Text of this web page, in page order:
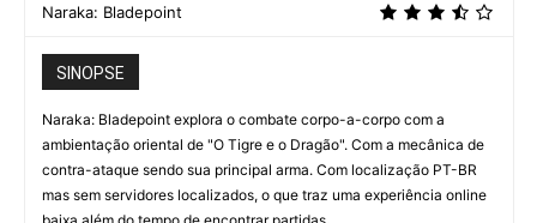
Naraka: Bladepoint
SINOPSE
Naraka: Bladepoint explora o combate corpo-a-corpo com a
ambientação oriental de "O Tigre e o Dragão". Com a mecânica de
contra-ataque sendo sua principal arma. Com localização PT-BR
mas sem servidores localizados, o que traz uma experiência online